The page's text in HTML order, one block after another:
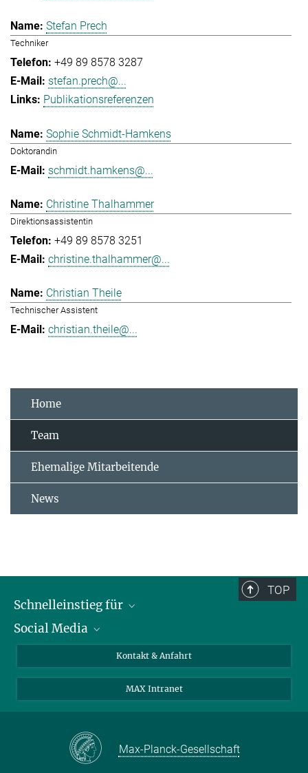
Stefan Prech
Techniker
+49 89 8578 3287
stefan.prech@...
Publikationsreferenzen
Sophie Schmidt-Hamkens
Doktorandin
schmidt.hamkens@...
Christine Thalhammer
Direktionsassistentin
+49 89 8578 3251
christine.thalhammer@...
Christian Theile
Technischer Assistent
christian.theile@...
Home
Team
Ehemalige Mitarbeitende
News
TOP
Schnelleinstieg für
Journalist*innen
Bewerbende
Schüler*innen und Lehrkräfte
Social Media
Instagram
LinkedIn
Facebook
Kontakt & Anfahrt
MAX Intranet
Max-Planck-Gesellschaft